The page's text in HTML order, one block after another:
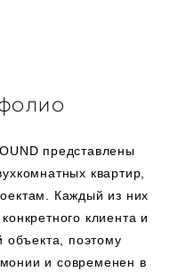
представлены
квартир,
Каждый из них
клиента и
объекта, поэтому
и современен в